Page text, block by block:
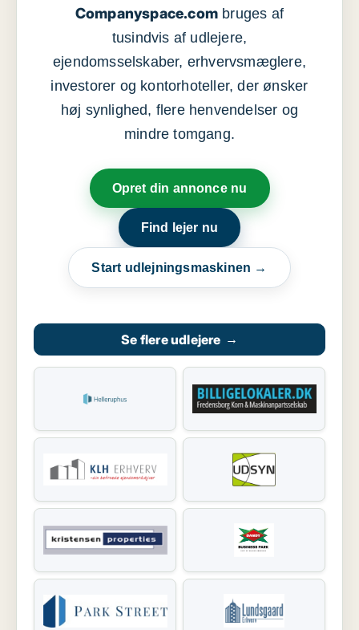
Companyspace.com bruges af
tusindvis af udlejere,
ejendomsselskaber, erhvervsmæglere,
investorer og kontorhoteller, der ønsker
høj synlighed, flere henvendelser og
mindre tomgang.
Opret din annonce nu
Find lejer nu
Start udlejningsmaskinen →
Se flere udlejere →